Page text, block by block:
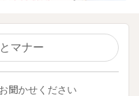
マナー
聞かせください